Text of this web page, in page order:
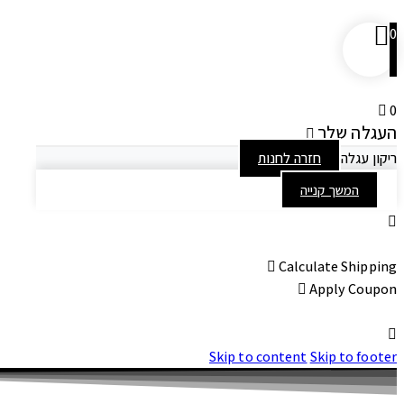
0
0
העגלה שלך
ריקון עגלה חזרה לחנות
המשך קנייה
Calculate Shipping
Apply Coupon
Skip to contentSkip to footer